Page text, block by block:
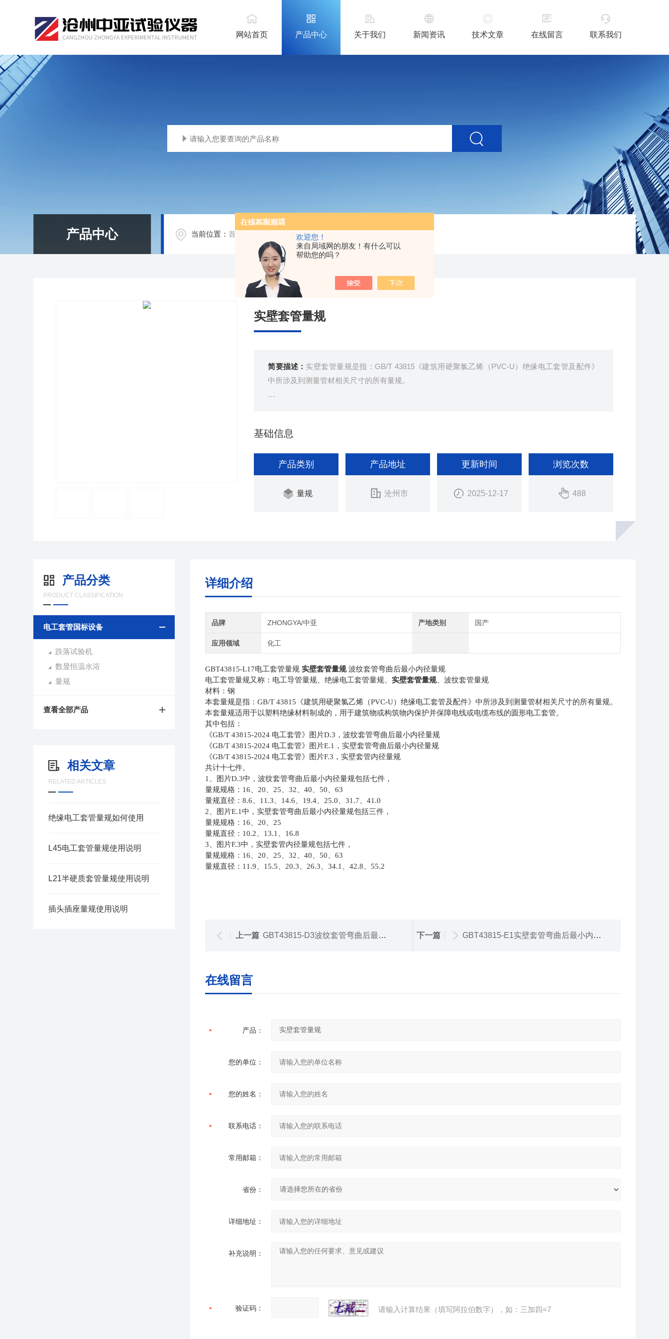
欢迎您！
来自局域网的朋友！有什么可以
帮助您的吗？
网站首页 产品中心 关于我们 新闻资讯 技术文章 在线留言 联系我们
产品中心 当前位置：首页 电工套管国标设备
实壁套管量规
简要描述： 实壁套管量规是指：GB/T 43815《建筑用硬聚氯乙烯（PVC-U）绝缘电工套管及配件》
中所涉及到测量管材相关尺寸的所有量规。
基础信息
产品类别
量规
产品地址
沧州市
更新时间
2025-12-17
浏览次数
488
产品分类
PRODUCT CLASSIFICATION
电工套管国标设备
跌落试验机
数显恒温水浴
量规
查看全部产品
相关文章
RELATED ARTICLES
绝缘电工套管量规如何使用
L45电工套管量规使用说明
L21半硬质套管量规使用说明
插头插座量规使用说明
详细介绍
品牌 ZHONGYA/中亚 产地类别 国产
应用领域 化工
GBT43815-L17电工套管量规 实壁套管量规波纹套管弯曲后最小内径量规
电工套管量规又称：电工导管量规、绝缘电工套管量规、 实壁套管量规、波纹套管量规
材料：钢
本套量规是指： GB/T 43815 《建筑用硬聚氯乙烯（PVC-U）绝缘电工套管及配件》中所涉及到测量管材相关尺寸的所有量规。
本套量规适用于以塑料绝缘材料制成的，用于建筑物或构筑物内保护并保障电线或电缆布线的圆形电工套管。
其中包括：
《GB/T 43815-2024 电工套管》图片D.3 ，波纹套管弯曲后最小内径量规
《GB/T 43815-2024 电工套管》图片E.1 ，实壁套管弯曲后最小内径量规
《GB/T 43815-2024 电工套管》图片F.3 ，实壁套管内径量规
共计十七件。
1
、图片D.3中，波纹套管弯曲后最小内径量规包括七件，
量规规格： 16 20 25 32 40 50
63
量规直径： 8.6 11.3 14.6 19.4、 25.0 31.7
41.0
2 、图片E.1中，实壁套管弯曲后最小内径量规包括三件，
量规规格： 16 20
25
量规直径： 10.2 13.1
16.8
3 、图片F.3中，实壁套管内径量规包括七件，
量规规格： 16 20 25 32 40 50
63
量规直径： 11.9 15.5 20.3 26.3 34.1 42.8 55.2
上一篇 GBT43815-D3波纹套管弯曲后最小内径量规 下一篇 GBT43815-E1实壁套管弯曲后最小内径量规
在线留言
产品：
您的单位：
您的姓名：
联系电话：
常用邮箱：
省份：
详细地址：
补充说明：
验证码： 请输入计算结果（填写阿拉伯数字），如：三加四=7